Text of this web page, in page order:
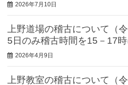
2026年7月10日
上野道場の稽古について（
5日のみ稽古時間を15－17
2026年4月9日
上野教室の稽古について（